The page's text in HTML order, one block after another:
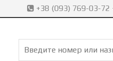
+38 (093) 769-03-